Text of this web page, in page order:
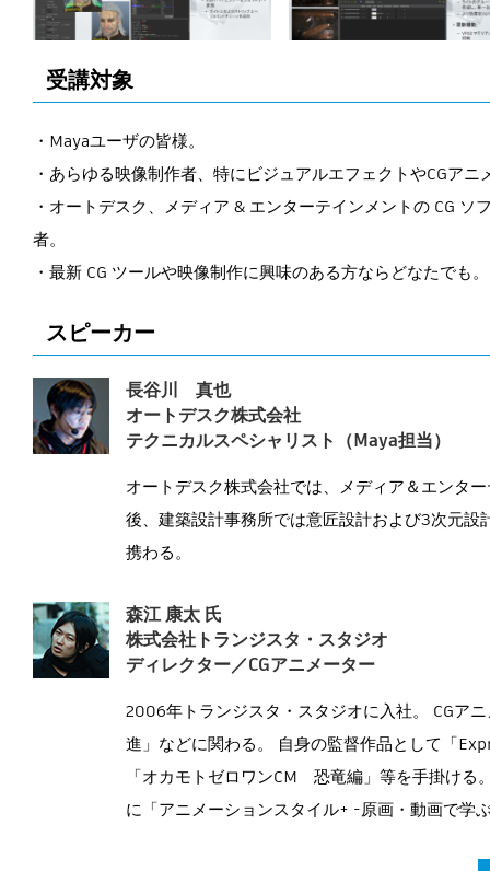
受講対象
・Mayaユーザの皆様。
・あらゆる映像制作者、特にビジュアルエフェクトやCGア
・オートデスク、メディア & エンターテインメントの CG
者。
・最新 CG ツールや映像制作に興味のある方ならどなたでも。
スピーカー
長谷川 真也
オートデスク株式会社
テクニカルスペシャリスト（Maya担当）
オートデスク株式会社では、メディア＆エンタ
後、建築設計事務所では意匠設計および3次元
携わる。
森江 康太 氏
株式会社トランジスタ・スタジオ
ディレクター／CGアニメーター
2006年トランジスタ・スタジオに入社。 CGア
進」などに関わる。 自身の監督作品として「
「オカモトゼロワンCM 恐竜編」等を手掛ける
に「アニメーションスタイル+ -原画・動画で学